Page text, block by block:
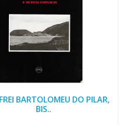
BARTOLOMEU DO PILAR,
BIS..